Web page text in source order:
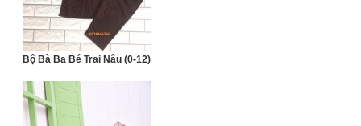
Bộ Bà Ba Bé Trai Nâu (0-12)